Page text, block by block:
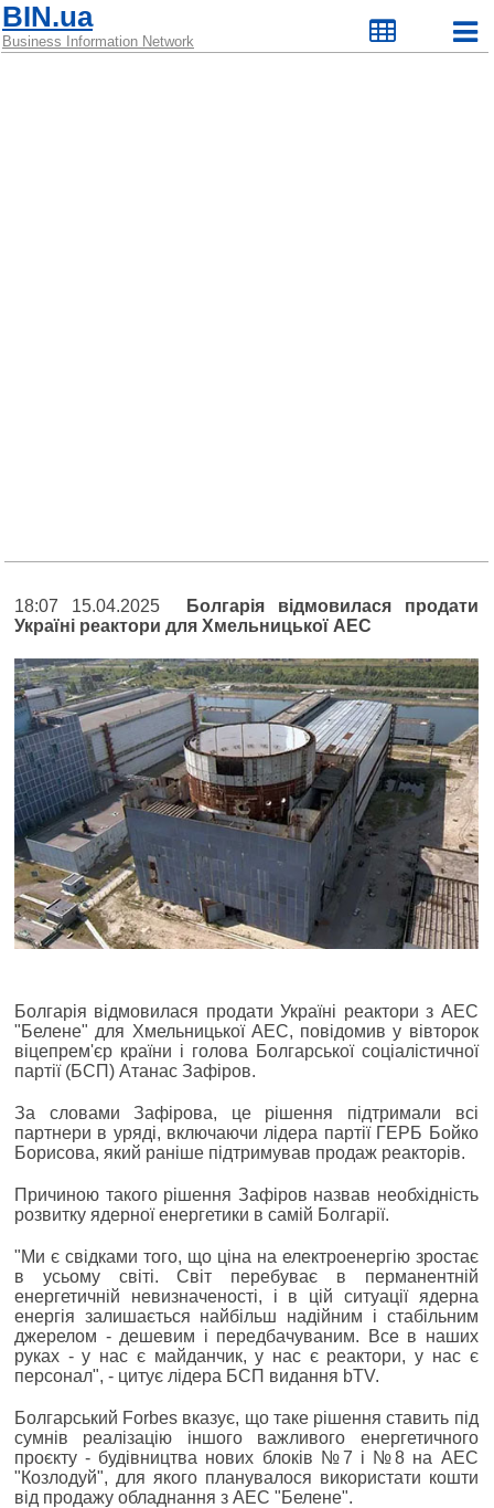
BIN.ua
Business Information Network
18:07 15.04.2025
Болгарія відмовилася продати
Україні реактори для Хмельницької АЕС
Болгарія відмовилася продати Україні реактори з АЕС
"Белене" для Хмельницької АЕС, повідомив у вівторок
віцепрем'єр країни і голова Болгарської соціалістичної
партії (БСП) Атанас Зафіров.
За словами Зафірова, це рішення підтримали всі
партнери в уряді, включаючи лідера партії ГЕРБ Бойко
Борисова, який раніше підтримував продаж реакторів.
Причиною такого рішення Зафіров назвав необхідність
розвитку ядерної енергетики в самій Болгарії.
"Ми є свідками того, що ціна на електроенергію зростає
в усьому світі. Світ перебуває в перманентній
енергетичній невизначеності, і в цій ситуації ядерна
енергія залишається найбільш надійним і стабільним
джерелом - дешевим і передбачуваним. Все в наших
руках - у нас є майданчик, у нас є реактори, у нас є
персонал", - цитує лідера БСП видання bTV.
Болгарський Forbes вказує, що таке рішення ставить під
сумнів реалізацію іншого важливого енергетичного
проєкту - будівництва нових блоків №7 і №8 на АЕС
"Козлодуй", для якого планувалося використати кошти
від продажу обладнання з АЕС "Белене".